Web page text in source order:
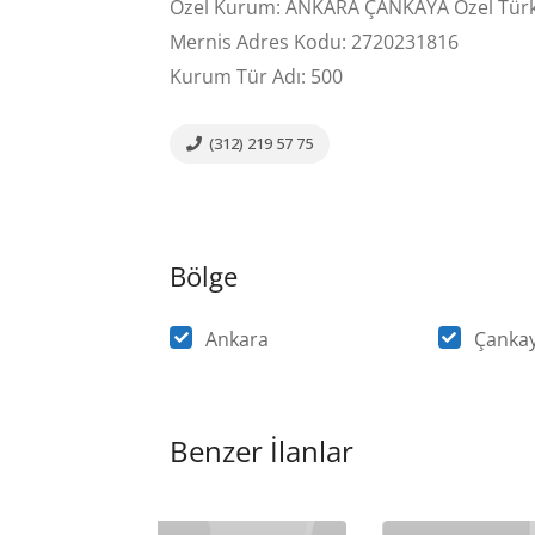
Özel Kurum: ANKARA ÇANKAYA Özel
Mernis Adres Kodu: 2720231816
Kurum Tür Adı: 500
(312) 219 57 75
Bölge
Ankara
Benzer İlanlar